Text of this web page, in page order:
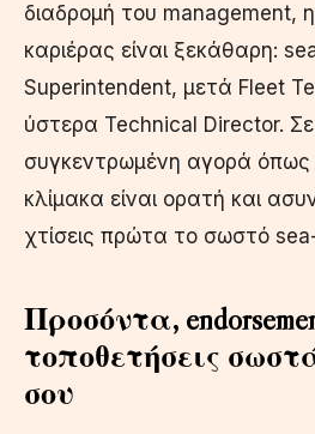
διαδρομή του management,
καριέρας είναι ξεκάθαρη:
Superintendent, μετά Fleet
ύστερα Technical Director. Σε
συγκεντρωμένη αγορά όπως
κλίμακα είναι ορατή και
χτίσεις πρώτα το σωστό
Προσόντα,
τοποθετήσεις
σου